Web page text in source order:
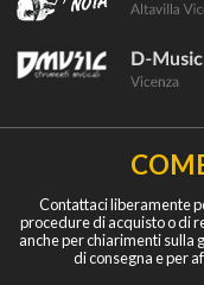
Contattaci liberamente
procedure di acquisto o di
anche per chiarimenti sulla
di consegna e per